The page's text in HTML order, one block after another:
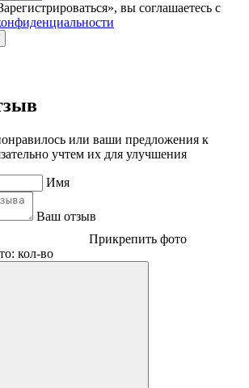
вы соглашаетесь с
или ваши предложения к
учтем их для улучшения
Имя
Ваш отзыв
Прикрепить фото
кол-во